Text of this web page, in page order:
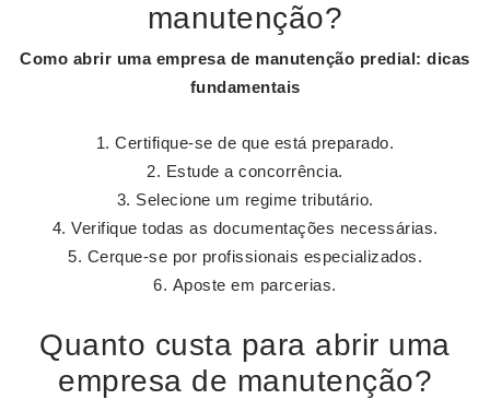
manutenção?
Como abrir uma empresa de manutenção predial: dicas
fundamentais
Certifique-se de que está preparado.
Estude a concorrência.
Selecione um regime tributário.
Verifique todas as documentações necessárias.
Cerque-se por profissionais especializados.
Aposte em parcerias.
Quanto custa para abrir uma
empresa de manutenção?